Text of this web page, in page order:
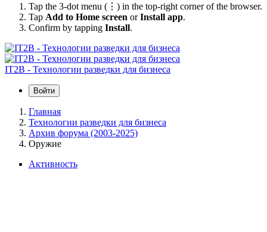
Tap the 3-dot menu (⋮) in the top-right corner of the browser.
Tap Add to Home screen orInstall app.
Confirm by tapping Install.
IT2B - Технологии разведки для бизнеса
Войти
Главная
Технологии разведки для бизнеса
Архив форума (2003-2025)
Оружие
Активность